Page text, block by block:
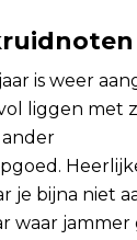
is weer
liggen met
je bijna niet
waar jammer